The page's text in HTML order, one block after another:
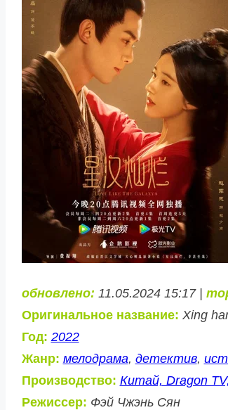
обновлено: 11.05.2024 15:17 |
Оригинальное название: Xing
Год: 2022
Жанр: мелодрама, детектив,
Производство: Китай, Dragon
Режиссер: Фэй Чжэнь Сян